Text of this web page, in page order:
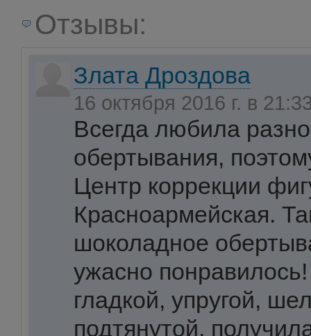
Отзывы:
Злата Дроздова
16 октября 2016 г. в
Всегда любила
обертывания,
Центр коррекции
Красноармейская.
шоколадное
ужасно
гладкой, упругой,
подтянутой,